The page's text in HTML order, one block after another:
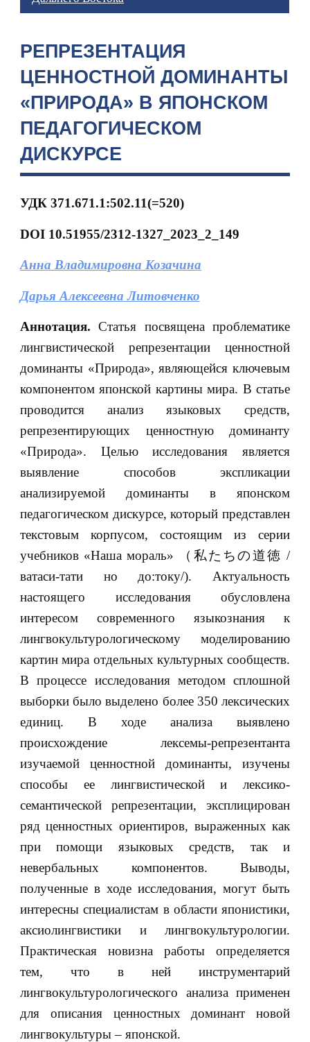
РЕПРЕЗЕНТАЦИЯ
ЦЕННОСТНОЙ ДОМИНАНТЫ
«ПРИРОДА» В ЯПОНСКОМ
ПЕДАГОГИЧЕСКОМ
ДИСКУРСЕ
УДК 371.671.1:502.11(=520)
DOI 10.51955/2312-1327_2023_2_149
Анна Владимировна Козачина
Дарья Алексеевна Литовченко
Аннотация.Статья посвящена проблематике
лингвистической репрезентации ценностной
доминанты «Природа», являющейся ключевым
компонентом японской картины мира. В статье
проводится анализ языковых средств,
репрезентирующих ценностную доминанту
«Природа». Целью исследования является
выявление способов экспликации
анализируемой доминанты в японском
педагогическом дискурсе, который представлен
текстовым корпусом, состоящим из серии
учебников «Наша мораль» （私たちの道徳 /
ватаси-тати но до:току/). Актуальность
настоящего исследования обусловлена
интересом современного языкознания к
лингвокультурологическому моделированию
картин мира отдельных культурных сообществ.
В процессе исследования методом сплошной
выборки было выделено более 350 лексических
единиц. В ходе анализа выявлено
происхождение лексемы-репрезентанта
изучаемой ценностной доминанты, изучены
способы ее лингвистической и лексико-
семантической репрезентации, эксплицирован
ряд ценностных ориентиров, выраженных как
при помощи языковых средств, так и
невербальных компонентов. Выводы,
полученные в ходе исследования, могут быть
интересны специалистам в области японистики,
аксиолингвистики и лингвокультурологии.
Практическая новизна работы определяется
тем, что в ней инструментарий
лингвокультурологического анализа применен
для описания ценностных доминант новой
лингвокультуры – японской.